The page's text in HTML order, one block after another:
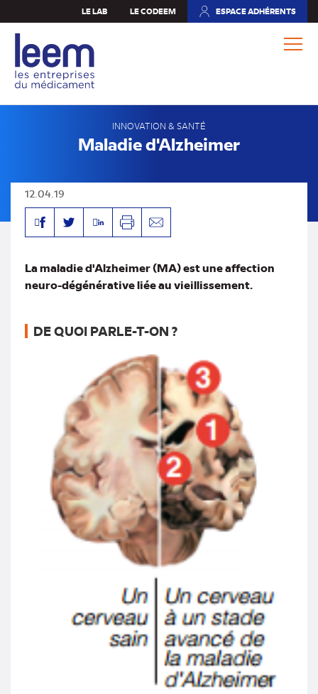
au
contenu
principal
LE LAB LE CODEEM ESPACE ADHÉRENTS
(NOUVEL
INNOVATION & SANTÉ
Maladie d'Alzheimer
12.04.19
FacebookTwitterLinkedinImprimerEnvoyer
La maladie d'Alzheimer (MA) est une affection
neuro-dégénérative liée au vieillissement.
DE QUOI PARLE-T-ON ?